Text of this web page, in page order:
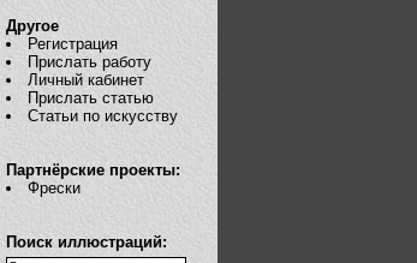
Другое
Регистрация
Прислать работу
Личный кабинет
Прислать статью
Статьи по искусству
Партнёрские проекты:
Фрески
Поиск иллюстраций: